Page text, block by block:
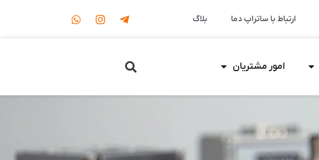
ارتباط با ساتراپ دما بلاگ
امور مشتریان